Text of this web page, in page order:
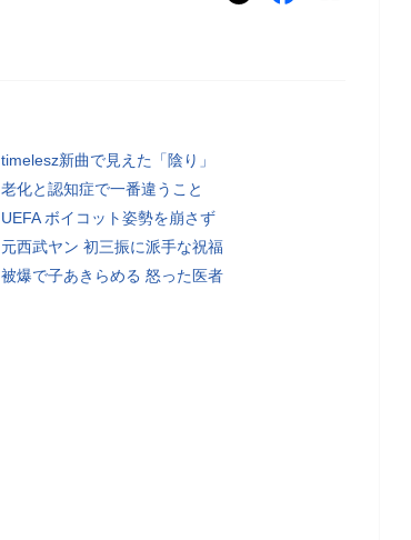
timelesz新曲で見えた「陰り」
老化と認知症で一番違うこと
UEFA ボイコット姿勢を崩さず
元西武ヤン 初三振に派手な祝福
被爆で子あきらめる 怒った医者